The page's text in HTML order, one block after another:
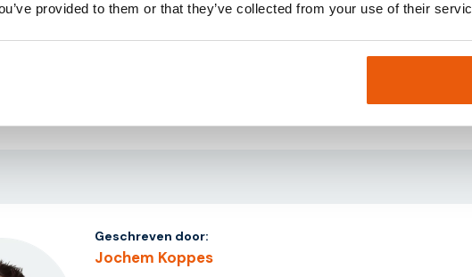
provided to them or that they’ve collected from your use of their
bij Thingsdata kan er contact worden opgenomen via het telefoonnummer
Geschreven door:
Jochem Koppes